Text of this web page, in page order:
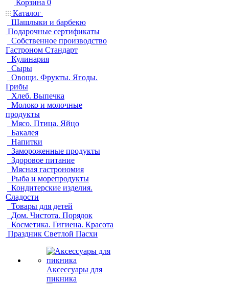
Корзина 0
Каталог
Шашлыки и барбекю
Подарочные сертификаты
Собственное производство
Гастроном Стандарт
Кулинария
Сыры
Овощи. Фрукты. Ягоды.
Грибы
Хлеб. Выпечка
Молоко и молочные
продукты
Мясо. Птица. Яйцо
Бакалея
Напитки
Замороженные продукты
Здоровое питание
Мясная гастрономия
Рыба и морепродукты
Кондитерские изделия.
Сладости
Товары для детей
Дом. Чистота. Порядок
Косметика. Гигиена. Красота
Праздник Светлой Пасхи
Аксессуары для
пикника